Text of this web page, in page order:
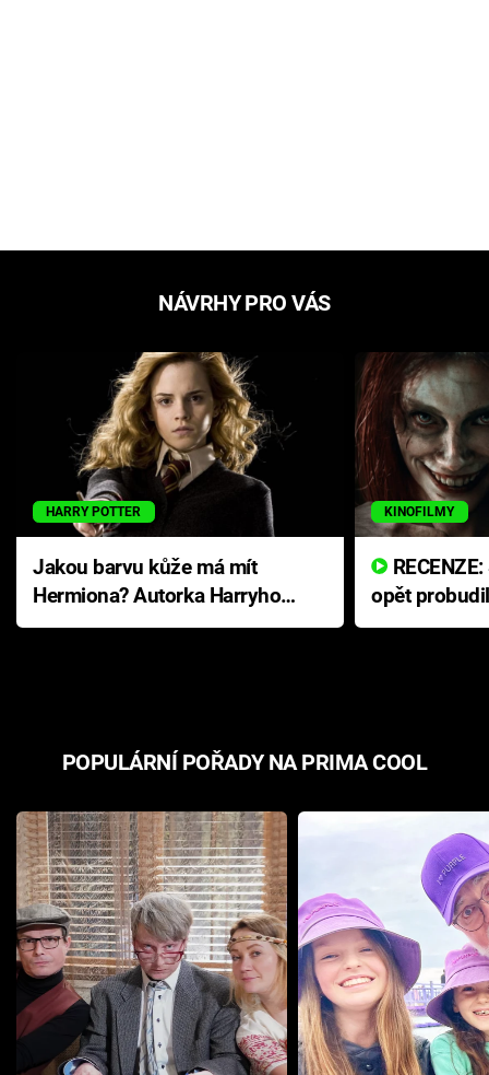
NÁVRHY PRO VÁS
HARRY POTTER
Jakou barvu kůže má mít
Hermiona? Autorka Harryho
Pottera přišla s ráznou
KINOFILMY
opět
přichází s
POPULÁRNÍ POŘADY NA PRIMA COOL